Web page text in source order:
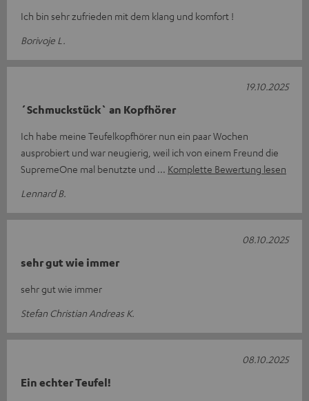
Ich bin sehr zufrieden mit dem klang und komfort !
Borivoje L.
´Schmuckstück` an Kopfhörer
Ich habe meine Teufelkopfhörer nun ein paar Wochen
ausprobiert und war neugierig, weil ich von einem Freund die
SupremeOne mal benutzte und
Komplette Bewertung lesen
Lennard B.
19.10.2025
sehr gut wie immer
sehr gut wie immer
Stefan Christian Andreas K.
08.10.2025
Ein echter Teufel!
08.10.2025